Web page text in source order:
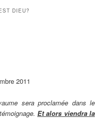
DIEU?
2011
sera proclamée dans le
Et alors viendra la